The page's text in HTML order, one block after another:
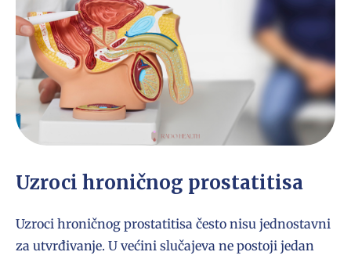
Uzroci hroničnog prostatitisa
Uzroci hroničnog prostatitisa često nisu jednostavni
za utvrđivanje. U većini slučajeva ne postoji jedan